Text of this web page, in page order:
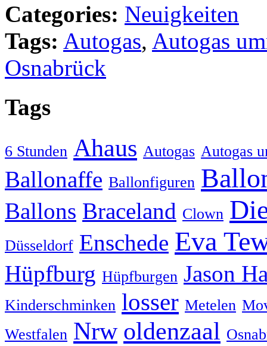
Categories: Neuigkeiten
Tags: Autogas, Autogas
Osnabrück
Tags
6 Stunden Ahaus Autogas Autogas
Ballonaffe Ballonfiguren
Ballons Braceland Clown
Düsseldorf Enschede Eva
Hüpfburg Hüpfburgen Jason
Kinderschminken losser Metelen
Westfalen Nrw oldenzaal